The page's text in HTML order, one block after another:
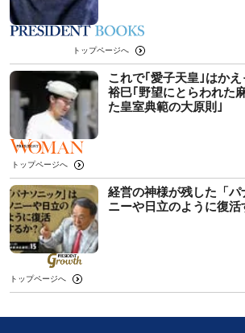
トップページへ
これで｢愛子天皇｣はか
裕巳｢野望にとらわれた
た皇室典範の大原則｣
トップページへ
経営の神様が残した「
ニーや日立のように復活
トップページへ